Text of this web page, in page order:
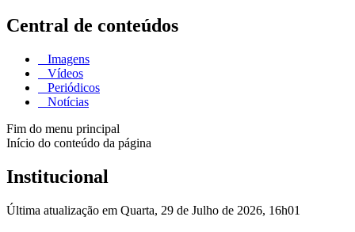
Central de conteúdos
Imagens
Vídeos
Periódicos
Notícias
Fim do menu principal
Início do conteúdo da página
Institucional
Última atualização em Quarta, 29 de Julho de 2026, 16h01